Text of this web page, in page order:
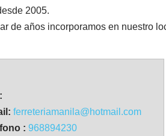
2005.
de años incorporamos en nuestro
ferreteriamanila@hotmail.com
: 968894230